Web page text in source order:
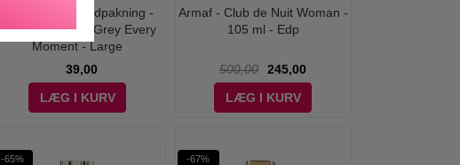
Gaveposer og Indpakning -
Nude Grey Every
Moment - Large
39,00
LÆG I KURV
Armaf - Club de Nuit Woman -
105 ml - Edp
500,00
245,00
LÆG I KURV
-65% -67%